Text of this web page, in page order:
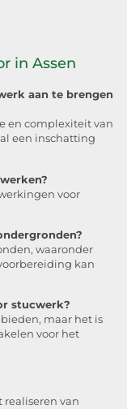
in Assen
aan te brengen
en complexiteit van
een inschatting
voor
waaronder
kan
stucwerk?
maar het is
voor het
realiseren van